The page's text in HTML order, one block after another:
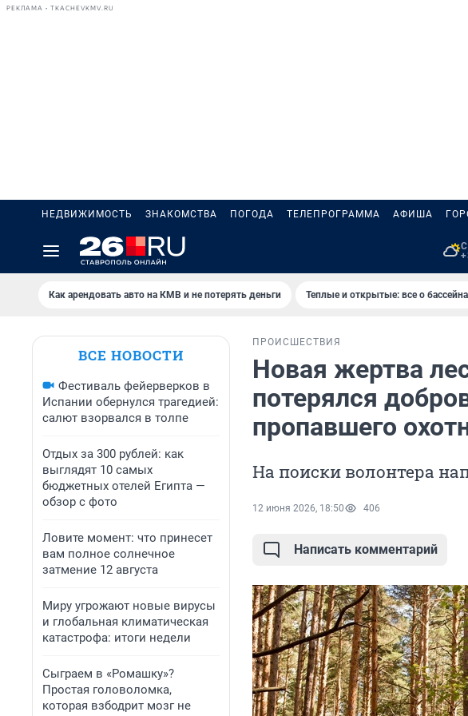
РЕКЛАМА • TKACHEVKMV.RU
НЕДВИЖИМОСТЬ ЗНАКОМСТВА ПОГОДА ТЕЛЕПРОГРАММА АФИША
Как арендовать авто на КМВ и не потерять деньги Теплые и открытые: все о
ВСЕ НОВОСТИ
Фестиваль фейерверков в
Испании обернулся трагедией:
салют взорвался в толпе
Отдых за 300 рублей: как
выглядят 10 самых
бюджетных отелей Египта —
обзор с фото
Ловите момент: что принесет
вам полное солнечное
затмение 12 августа
Миру угрожают новые вирусы
и глобальная климатическая
катастрофа: итоги недели
Сыграем в «Ромашку»?
Простая головоломка,
которая взбодрит мозг не
ПРОИСШЕСТВИЯ
Новая жертва
потерялся
пропавшего
На поиски волонтера
12 июня 2026, 18:50 406
Написать комментарий